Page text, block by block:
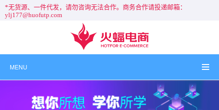
*无货源、一件代发，请勿咨询无法合作。商务合作请投递邮箱：
ylj177@huofutp.com
MENU